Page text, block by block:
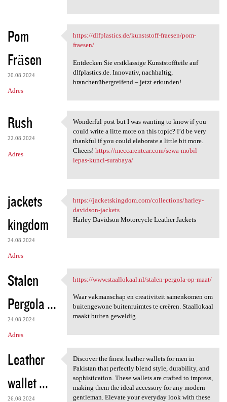
Pom
Fräsen
20.08.2024
Adres
https://dlfplastics.de
https://dlfplastics.de/kunststoff-fraesen/pom-
fraesen/
Entdecken Sie erstklassige Kunststoffteile auf
dlfplastics.de. Innovativ, nachhaltig,
branchenübergreifend – jetzt erkunden!
Rush
22.08.2024
Adres
Wonderful post but I was
Wonderful post but I was wanting to know if you
could write a litte more on this topic? I’d be very
thankful if you could elaborate a little bit more.
Cheers! https://meccarentcar.com/sewa-mobil-
lepas-kunci-surabaya/
jackets
kingdom
24.08.2024
Adres
https://jacketskingdom.com
https://jacketskingdom.com/collections/harley-
davidson-jackets
Harley Davidson Motorcycle Leather Jackets
Stalen
Pergola ...
24.08.2024
Adres
https://www.staallokaal.nl
https://www.staallokaal.nl/stalen-pergola-op-maat/
Waar vakmanschap en creativiteit samenkomen om
buitengewone buitenruimtes te creëren. Staallokaal
maakt buiten geweldig.
Leather
wallet ...
26.08.2024
Discover the finest leather
Discover the finest leather wallets for men in
Pakistan that perfectly blend style, durability, and
sophistication. These wallets are crafted to impress,
making them the ideal accessory for any modern
gentleman. Elevate your everyday look with these